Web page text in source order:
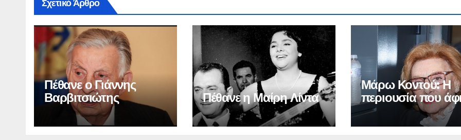
Σχετικό Άρθρο
Πέθανε ο Γιάννης
Βαρβιτσιώτης
Πέθανε η Μαίρη Λίντα
Μάρω Κοντού: Η
περιουσία που
πίσω της – Τα ποσά
που έπαιρνε από